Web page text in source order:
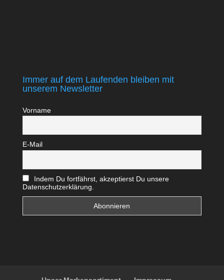
Immer auf dem Laufenden bleiben mit
unserem Newsletter
Vorname
E-Mail
Indem Du fortfährst, akzeptierst Du unsere
Datenschutzerklärung.